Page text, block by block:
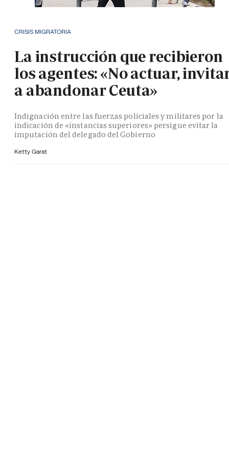
CRISIS MIGRATORIA
La instrucción que recibieron
los agentes: «No actuar,
a abandonar Ceuta»
Indignación entre las fuerzas policiales y militares por la
indicación de «instancias superiores» persigue evitar la
imputación del delegado del Gobierno
Ketty Garat